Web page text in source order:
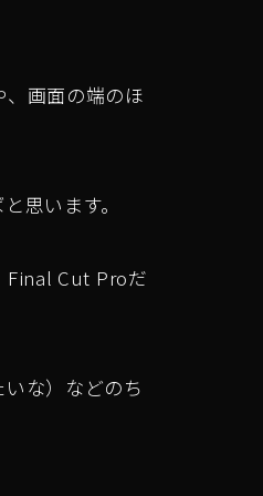
画面の端のほ
思います。
Final Cut Proだ
な）などのち